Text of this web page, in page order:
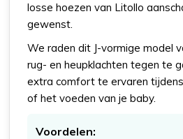
losse hoezen van Litollo
gewenst.
We raden dit J-vormige model
rug- en heupklachten tegen te
extra comfort te ervaren
of het voeden van je baby.
Voordelen: